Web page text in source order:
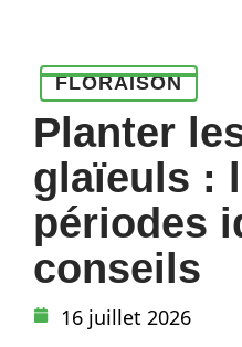
FLORAISON
Planter
glaïeuls :
périodes
conseils
16 juillet 2026